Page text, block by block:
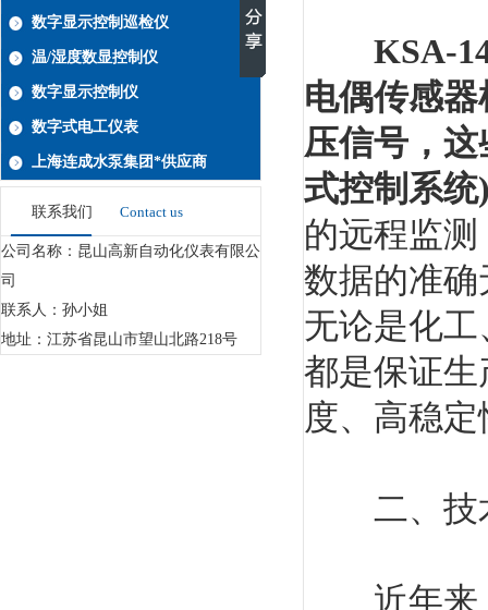
数字显示控制巡检仪
温/湿度数显控制仪
数字显示控制仪
数字式电工仪表
上海连成水泵集团*供应商
联系我们 Contact us
公司名称：昆山高新自动化仪表有限公
司
联系人：孙小姐
地址：江苏省昆山市望山北路218号
KSA-
电偶传感
压信号，
式控制系
的远程监
数据的准
无论是化
都是保证
度、高稳
二、技术
近年来，